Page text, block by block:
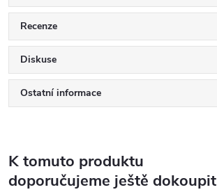
Recenze
Diskuse
Ostatní informace
K tomuto produktu
doporučujeme ještě dokoupit